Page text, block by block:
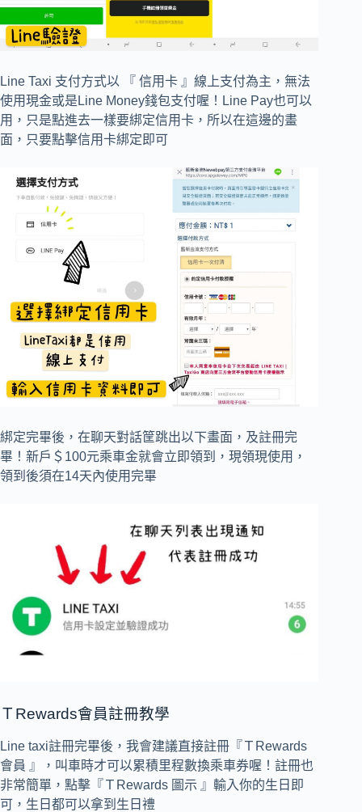
Line Taxi 支付方式以 『 信用卡 』線上支付為主，無法
使用現金或是Line Money錢包支付喔！Line Pay也可以
用，只是點進去一樣要綁定信用卡，所以在這邊的畫
面，只要點擊信用卡綁定即可
綁定完畢後，在聊天對話筐跳出以下畫面，及註冊完
畢！新戶＄100元乘車金就會立即領到，現領現使用，
領到後須在14天內使用完畢
ＴRewards會員註冊教學
Line taxi註冊完畢後，我會建議直接註冊『ＴRewards
會員 』，叫車時才可以累積里程數換乘車券喔！註冊也
非常簡單，點擊『ＴRewards 圖示 』輸入你的生日即
可，生日都可以拿到生日禮